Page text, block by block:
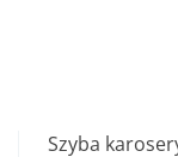
Szyba